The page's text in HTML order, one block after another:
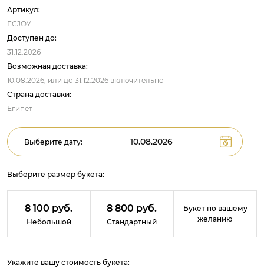
Артикул:
FCJOY
Доступен до:
31.12.2026
Возможная доставка:
10.08.2026, или до 31.12.2026 включительно
Страна доставки:
Египет
Выберите дату:
Выберите размер букета:
8 100 руб.
Небольшой
8 800 руб.
Стандартный
Букет по вашему
желанию
Укажите вашу стоимость букета: